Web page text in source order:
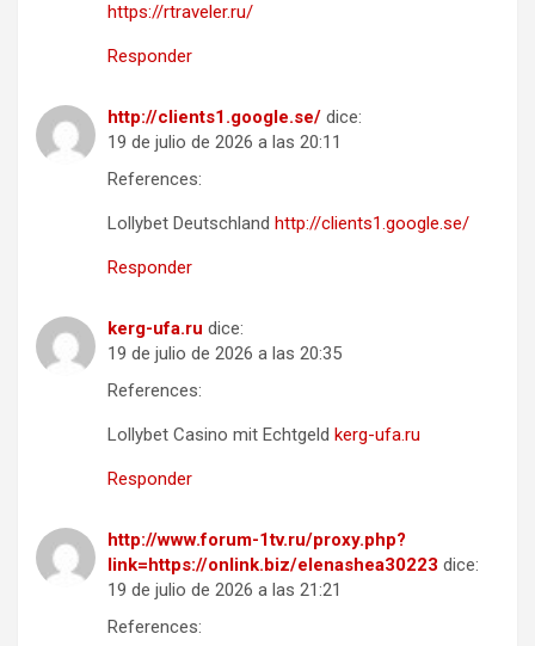
https://rtraveler.ru/
Responder
http://clients1.google.se/ dice:
19 de julio de 2026 a las 20:11
References:
Lollybet Deutschland http://clients1.google.se/
Responder
kerg-ufa.ru dice:
19 de julio de 2026 a las 20:35
References:
Lollybet Casino mit Echtgeld kerg-ufa.ru
Responder
http://www.forum-1tv.ru/proxy.php?
link=https://onlink.biz/elenashea30223 dice:
19 de julio de 2026 a las 21:21
References: